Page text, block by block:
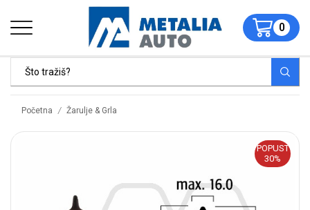
0
Početna / Žarulje & Grla
POPUST
30%